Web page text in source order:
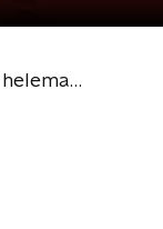
Marcel van Roosmalen over nieuw seizoen 'Van Roosmalen op Reportage': "Ik vind het mooi dat mensen zich opblazen over helemaal niets"